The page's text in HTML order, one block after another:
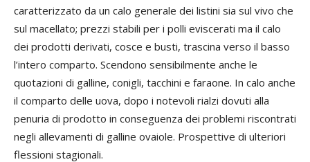
caratterizzato da un calo generale dei listini sia sul vivo che
sul macellato; prezzi stabili per i polli eviscerati ma il calo
dei prodotti derivati, cosce e busti, trascina verso il basso
l’intero comparto. Scendono sensibilmente anche le
quotazioni di galline, conigli, tacchini e faraone. In calo anche
il comparto delle uova, dopo i notevoli rialzi dovuti alla
penuria di prodotto in conseguenza dei problemi riscontrati
negli allevamenti di galline ovaiole. Prospettive di ulteriori
flessioni stagionali.